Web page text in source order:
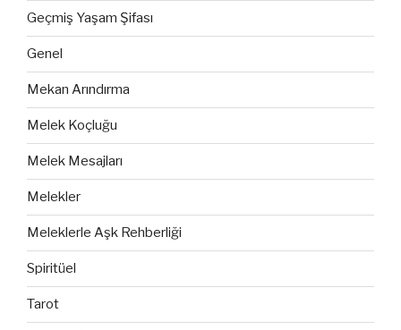
Geçmiş Yaşam Şifası
Genel
Mekan Arındırma
Melek Koçluğu
Melek Mesajları
Melekler
Meleklerle Aşk Rehberliği
Spiritüel
Tarot